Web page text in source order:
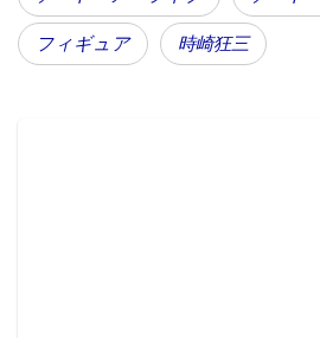
フィギュア 時崎狂三